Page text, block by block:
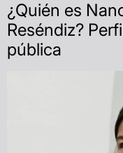
¿Quién es
Reséndiz?
pública